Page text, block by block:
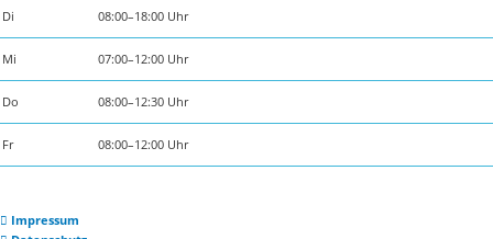
Di 08:00–18:00 Uhr
Mi 07:00–12:00 Uhr
Do 08:00–12:30 Uhr
Fr 08:00–12:00 Uhr
Impressum